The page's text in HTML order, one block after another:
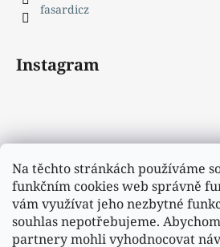
Na těchto stránkách používáme
funkčním cookies web správně
vám využívat jeho nezbytné
souhlas nepotřebujeme.
partnery mohli vyhodnocovat
fasardicz
Instagram